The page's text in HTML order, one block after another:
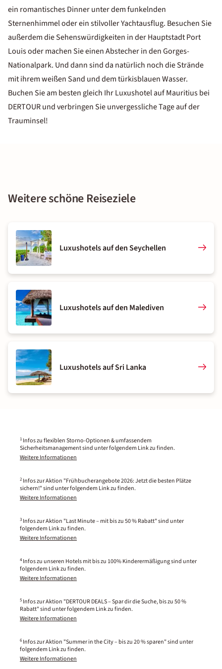
ein romantisches Dinner unter dem funkelnden
Sternenhimmel oder ein stilvoller Yachtausflug. Besuchen Sie
außerdem die Sehenswürdigkeiten in der Hauptstadt Port
Louis oder machen Sie einen Abstecher in den Gorges-
Nationalpark. Und dann sind da natürlich noch die Strände
mit ihrem weißen Sand und dem türkisblauen Wasser.
Buchen Sie am besten gleich Ihr Luxushotel auf Mauritius bei
DERTOUR und verbringen Sie unvergessliche Tage auf der
Trauminsel!
Weitere schöne Reiseziele
Luxushotels auf den Seychellen
Luxushotels auf den Malediven
Luxushotels auf Sri Lanka
1 Infos zu flexiblen Storno-Optionen & umfassendem
Sicherheitsmanagement sind unter folgendem Link zu finden.
Weitere Informationen
2 Infos zur Aktion "Frühbucherangebote 2026: Jetzt die besten Plätze
sichern!" sind unter folgendem Link zu finden.
Weitere Informationen
3 Infos zur Aktion "Last Minute – mit bis zu 50 % Rabatt" sind unter
folgendem Link zu finden.
Weitere Informationen
4 Infos zu unseren Hotels mit bis zu 100% Kinderermäßigung sind unter
folgendem Link zu finden.
Weitere Informationen
5 Infos zur Aktion "DERTOUR DEALS – Spar dir die Suche, bis zu 50 %
Rabatt" sind unter folgendem Link zu finden.
Weitere Informationen
6 Infos zur Aktion "Summer in the City – bis zu 20 % sparen" sind unter
folgendem Link zu finden.
Weitere Informationen